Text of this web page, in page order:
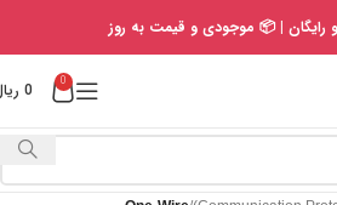
رایگان | 📦 موجودی و قیمت به روز
0
0